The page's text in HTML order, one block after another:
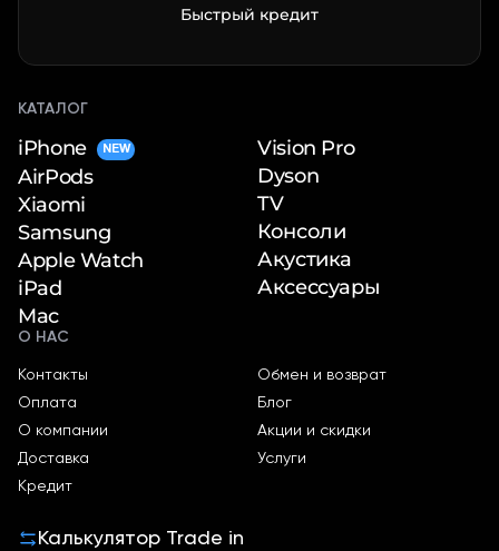
Быстрый кредит
КАТАЛОГ
iPhone NEW
AirPods
Xiaomi
Samsung
Apple Watch
iPad
Mac
Vision Pro
Dyson
TV
Консоли
Акустика
Аксессуары
О НАС
Контакты
Оплата
О компании
Доставка
Кредит
Обмен и возврат
Блог
Акции и скидки
Услуги
Калькулятор Trade in